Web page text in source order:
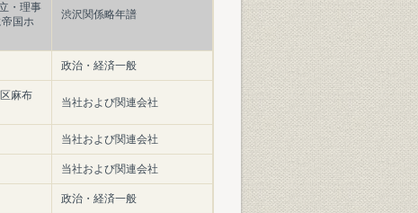
・理事
国ホ
渋沢関係略年譜
政治・経済一般
麻布
当社および関連会社
当社および関連会社
当社および関連会社
政治・経済一般